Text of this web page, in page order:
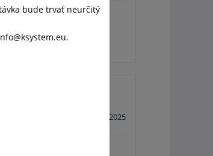
9. 12. 2025
bude trvať neurčitý